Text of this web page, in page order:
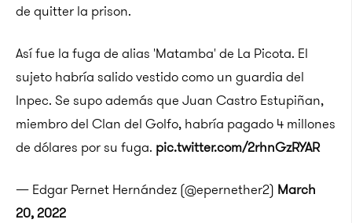
de quitter la prison.
Así fue la fuga de alias 'Matamba' de La Picota. El
sujeto habría salido vestido como un guardia del
Inpec. Se supo además que Juan Castro Estupiñan,
miembro del Clan del Golfo, habría pagado 4 millones
de dólares por su fuga. pic.twitter.com/2rhnGzRYAR
— Edgar Pernet Hernández (@epernether2) March
20, 2022